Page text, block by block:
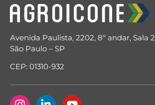
Avenida Paulista, 2202, 8º andar, Sala 2
São Paulo – SP
CEP: 01310-932